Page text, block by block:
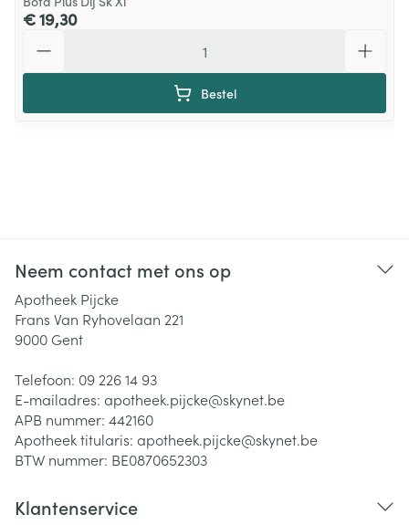
€ 19,30
Bestel
Neem contact met ons op
Apotheek Pijcke
Frans Van Ryhovelaan 221
9000 Gent
Telefoon: 09 226 14 93
E-mailadres: apotheek.pijcke@skynet.be
APB nummer: 442160
Apotheek titularis: apotheek.pijcke@skynet.be
BTW nummer: BE0870652303
Klantenservice